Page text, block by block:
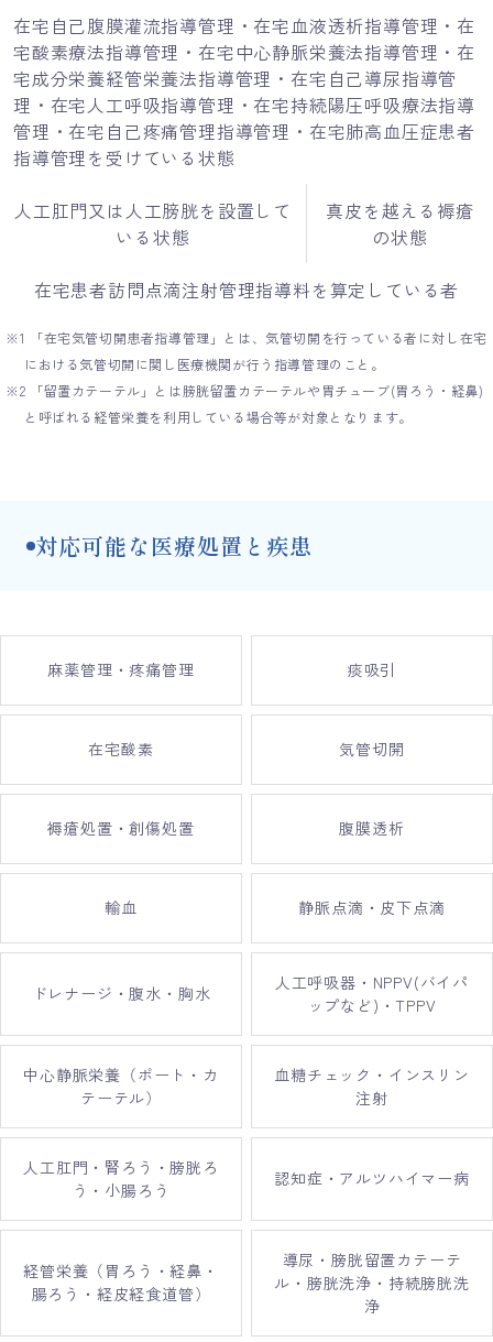
在宅自己腹膜灌流指導管理・在宅血液透析指導管理・在
宅酸素療法指導管理・在宅中心静脈栄養法指導管理・在
宅成分栄養経管栄養法指導管理・在宅自己導尿指導管
理・在宅人工呼吸指導管理・在宅持続陽圧呼吸療法指導
管理・在宅自己疼痛管理指導管理・在宅肺高血圧症患者
指導管理を受けている状態
人工肛門又は人工膀胱を設置して
いる状態
真皮を越える褥瘡
の状態
在宅患者訪問点滴注射管理指導料を算定している者
※1 「在宅気管切開患者指導管理」とは、気管切開を行っている者に対し在宅
における気管切開に関し医療機関が行う指導管理のこと。
※2 「留置カテーテル」とは膀胱留置カテーテルや胃チューブ(胃ろう・経鼻)
と呼ばれる経管栄養を利用している場合等が対象となります。
対応可能な医療処置と疾患
麻薬管理・疼痛管理 痰吸引
在宅酸素 気管切開
褥瘡処置・創傷処置 腹膜透析
輸血 静脈点滴・皮下点滴
ドレナージ・腹水・胸水
人工呼吸器・NPPV(バイパ
ップなど)・TPPV
中心静脈栄養（ポート・カ
テーテル）
血糖チェック・インスリン
注射
人工肛門・腎ろう・膀胱ろ
う・小腸ろう
認知症・アルツハイマー病
経管栄養（胃ろう・経鼻・
腸ろう・経皮経食道管）
導尿・膀胱留置カテーテ
ル・膀胱洗浄・持続膀胱洗
浄